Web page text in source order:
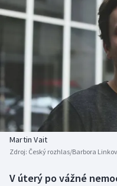
DALŠÍ SPORTY
Americký fotbal
Baseball a softbal
Basketbal
Biatlon
Boby a skeleton
Box
NEPŘEHLÉDNĚTE
Soutěže
Historické návraty
Aplikace ČT sport
AZ kvíz
Martin Vait
Zdroj: Český rozhlas/Barbora
V úterý po vážné